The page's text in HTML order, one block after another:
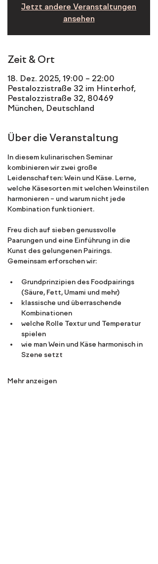
Jetzt andere Veranstaltungen
ansehen
Zeit & Ort
18. Dez. 2025, 19:00 – 22:00
Pestalozzistraße 32 im Hinterhof,
Pestalozzistraße 32, 80469
München, Deutschland
Über die Veranstaltung
In diesem kulinarischen Seminar
kombinieren wir zwei große
Leidenschaften: Wein und Käse. Lerne,
welche Käsesorten mit welchen Weinstilen
harmonieren – und warum nicht jede
Kombination funktioniert.
Freu dich auf sieben genussvolle
Paarungen und eine Einführung in die
Kunst des gelungenen Pairings.
Gemeinsam erforschen wir:
Grundprinzipien des Foodpairings
(Säure, Fett, Umami und mehr)
klassische und überraschende
Kombinationen
welche Rolle Textur und Temperatur
spielen
wie man Wein und Käse harmonisch in
Szene setzt
Mehr anzeigen